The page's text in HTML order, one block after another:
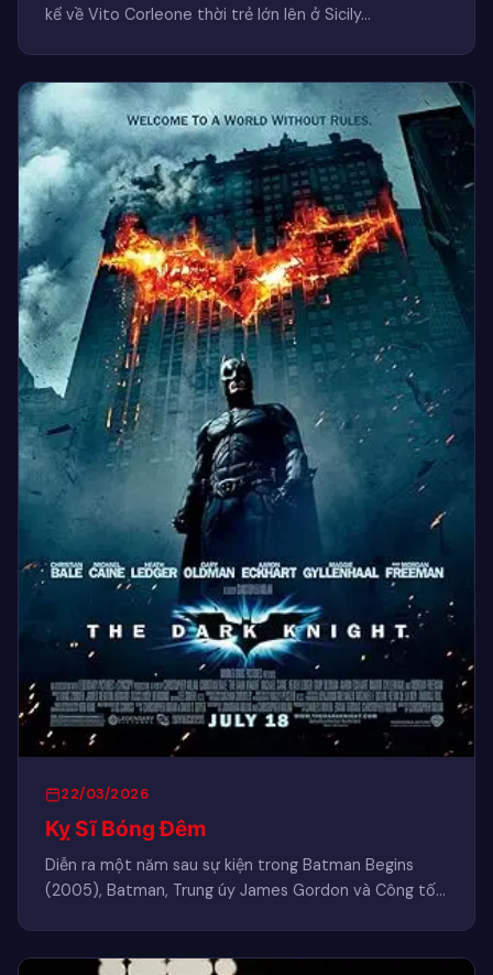
kể về Vito Corleone thời trẻ lớn lên ở Sicily…
22/03/2026
Kỵ Sĩ Bóng Đêm
Diễn ra một năm sau sự kiện trong Batman Begins
(2005), Batman, Trung úy James Gordon và Công tố